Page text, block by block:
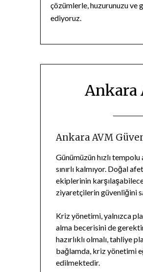
çözümlerle, huzurunuzu ve
ediyoruz.
Ankara
Ankara AVM
Günümüzün hızlı
sınırlı kalmıyor. Doğal
ekiplerinin
ziyaretçilerin güvenliğini
Kriz yönetimi, yalnızca
alma becerisini de
hazırlıklı olmalı, tahliye
bağlamda, kriz yönetimi
edilmektedir.